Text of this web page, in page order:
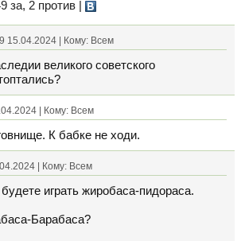
за, 2 против
15.04.2024 | Кому: Всем
великого советского
| Кому: Всем
К бабке не ходи.
| Кому: Всем
играть жиробаса-пидораса.
Барабаса?